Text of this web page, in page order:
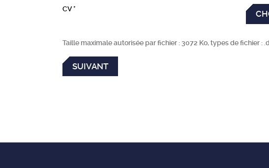
CV*
Taille maximale autorisée par fichier : 3072 Ko, types de fichier :
SUIVANT